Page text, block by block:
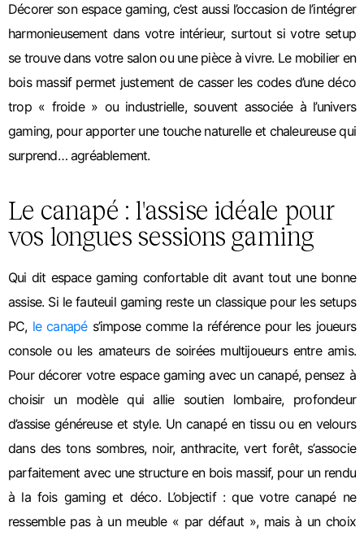
Décorer son espace gaming, c’est aussi l’occasion de l’intégrer
harmonieusement dans votre intérieur, surtout si votre setup
se trouve dans votre salon ou une pièce à vivre. Le mobilier en
bois massif permet justement de casser les codes d’une déco
trop « froide » ou industrielle, souvent associée à l’univers
gaming, pour apporter une touche naturelle et chaleureuse qui
surprend… agréablement.
Le canapé : l'assise idéale pour
vos longues sessions gaming
Qui dit espace gaming confortable dit avant tout une bonne
assise. Si le fauteuil gaming reste un classique pour les setups
PC, le canapés’impose comme la référence pour les joueurs
console ou les amateurs de soirées multijoueurs entre amis.
Pour décorer votre espace gaming avec un canapé, pensez à
choisir un modèle qui allie soutien lombaire, profondeur
d’assise généreuse et style. Un canapé en tissu ou en velours
dans des tons sombres, noir, anthracite, vert forêt, s’associe
parfaitement avec une structure en bois massif, pour un rendu
à la fois gaming et déco. L’objectif : que votre canapé ne
ressemble pas à un meuble « par défaut », mais à un choix